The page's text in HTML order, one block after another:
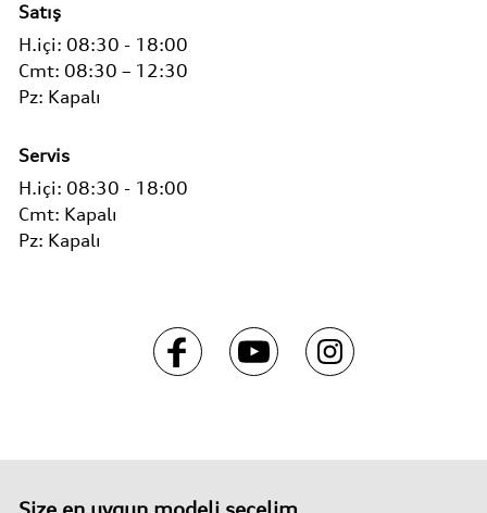
Satış
H.içi: 08:30 - 18:00
Cmt: 08:30 – 12:30
Pz: Kapalı
Servis
H.içi: 08:30 - 18:00
Cmt: Kapalı
Pz: Kapalı